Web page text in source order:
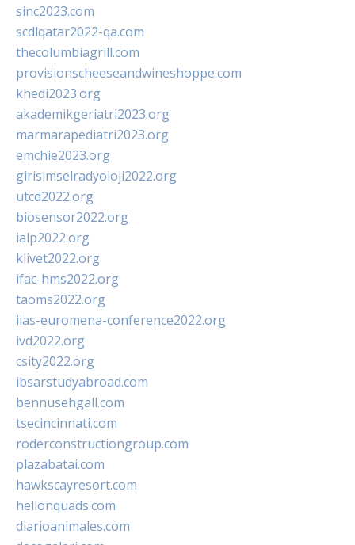
sinc2023.com
scdlqatar2022-qa.com
thecolumbiagrill.com
provisionscheeseandwineshoppe.com
khedi2023.org
akademikgeriatri2023.org
marmarapediatri2023.org
emchie2023.org
girisimselradyoloji2022.org
utcd2022.org
biosensor2022.org
ialp2022.org
klivet2022.org
ifac-hms2022.org
taoms2022.org
iias-euromena-conference2022.org
ivd2022.org
csity2022.org
ibsarstudyabroad.com
bennusehgall.com
tsecincinnati.com
roderconstructiongroup.com
plazabatai.com
hawkscayresort.com
hellonquads.com
diarioanimales.com